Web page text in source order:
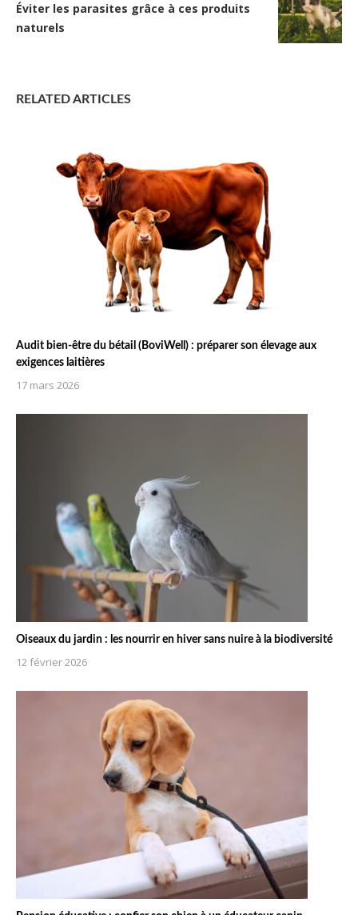
Éviter les parasites grâce à ces produits
naturels
RELATED ARTICLES
Audit bien-être du bétail (BoviWell) : préparer son élevage aux
exigences laitières
17 mars 2026
Oiseaux du jardin : les nourrir en hiver sans nuire à la biodiversité
12 février 2026